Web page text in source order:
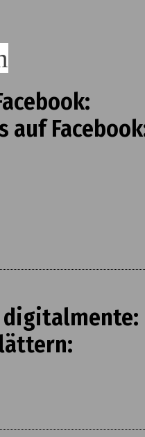
auf
digitalmente: